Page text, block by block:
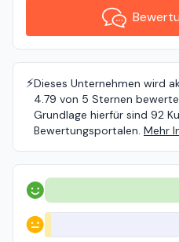
⚡️Dieses Unternehmen wird
4.79 von 5 Sternen
Grundlage hierfür sind 92
Bewertungsportalen. Mehr
Positiv
Neutral